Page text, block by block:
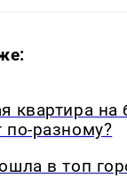
квартира
по-разному?
в топ